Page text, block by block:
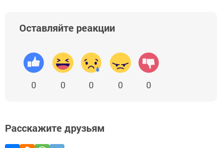
Оставляйте реакции
0 0 0 0 0
Расскажите друзьям